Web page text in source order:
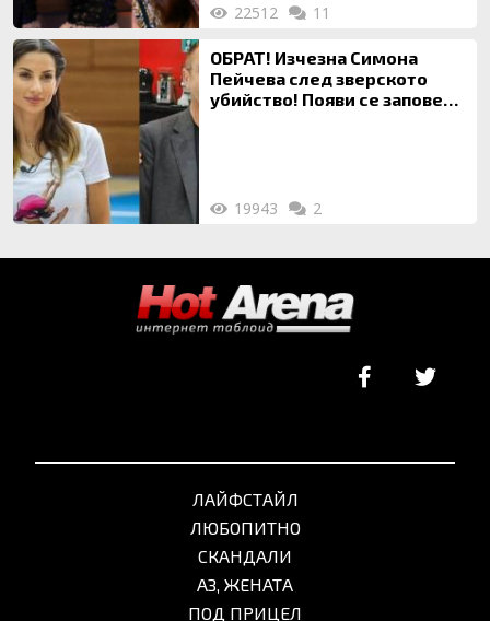
22512 11
ОБРАТ! Изчезна Симона
Пейчева след зверското
убийство! Появи се заповед
19943 2
ЛАЙФСТАЙЛ
ЛЮБОПИТНО
СКАНДАЛИ
АЗ, ЖЕНАТА
ПОД ПРИЦЕЛ